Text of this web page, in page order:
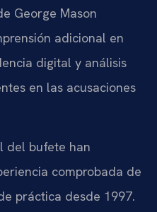
George Mason
adicional en
digital y análisis
en las acusaciones
del bufete han
comprobada de
práctica desde 1997.